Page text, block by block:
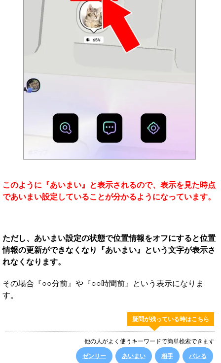
このように『あいまい』と表示されるので、表示を見た時点
であいまい設定していることが分かるようになっています。
ただし、あいまい設定の状態で位置情報をオフにすると位置
情報の更新ができなくなり『あいまい』という文字が表示さ
れなくなります。
その場合『○○分前』や『○○時間前』という表示になりま
す。
疑問が残っている時はこちら
他の人がよく使うキーワードで簡単検索できます
ゼンリー あいまい 相手 バレる